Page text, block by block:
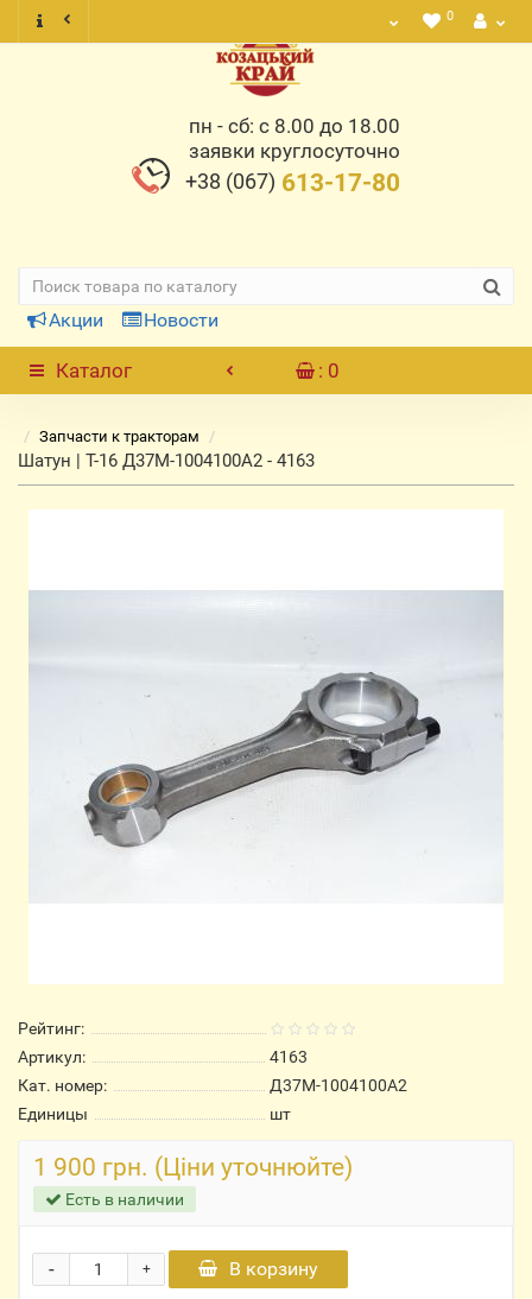
0
пн - сб: с 8.00 до 18.00
заявки круглосуточно
+38 (067) 613-17-80
Акции Новости
Каталог : 0
Запчасти к тракторам
Шатун | Т-16 Д37М-1004100А2 - 4163
Рейтинг:
Артикул:
4163
Кат. номер:
Д37М-1004100А2
Единицы
шт
1 900 грн. (Ціни уточнюйте)
Есть в наличии
+
- В корзину